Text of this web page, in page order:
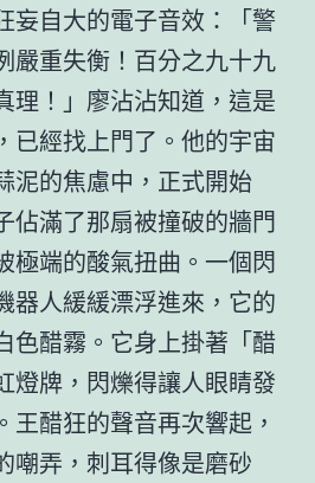
妄自大的電子音效：「警
嚴重失衡！百分之九十九
理！」廖沾沾知道，這是
已經找上門了。他的宇宙
泥的焦慮中，正式開始
佔滿了那扇被撞破的牆門
極端的酸氣扭曲。一個閃
器人緩緩漂浮進來，它的
色醋霧。它身上掛著「醋
燈牌，閃爍得讓人眼睛發
王醋狂的聲音再次響起，
嘲弄，刺耳得像是磨砂